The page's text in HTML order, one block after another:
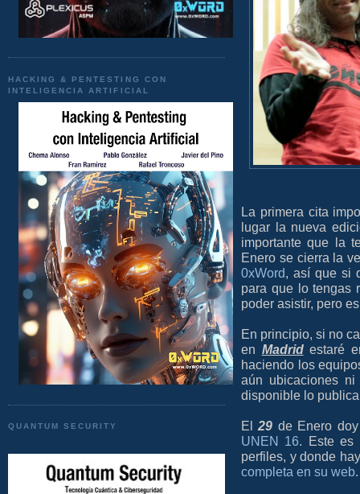
HACKING & PENTESTING CON
INTELIGENCIA ARTIFICIAL
QUANTUM SECURITY
La primera cita
lugar la nueva
importante que la
Enero se cierra la
0xWord, así que si
para que lo tengas
poder asistir, pero
En principio, si no
en Madridestaré
haciendo los
aún ubicaciones
disponible lo
El29 de Enero
UNEN 16. Este es
perfiles, y donde
completa en su web.